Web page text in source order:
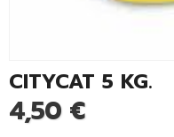
CITYCAT 5 KG.
4,50 €